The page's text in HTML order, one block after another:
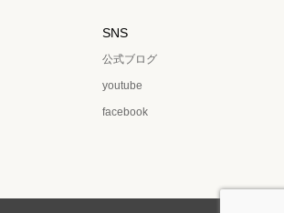
SNS
公式ブログ
youtube
facebook